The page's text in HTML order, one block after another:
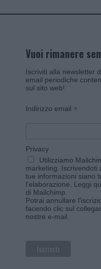
Vuoi rimanere
Iscriviti alla newsletter
email periodiche
sul sito web!
Indirizzo email *
Privacy
Utilizziamo
marketing. Iscrivendoti
tue informazioni siano
l'elaborazione. Leggi
di Mailchimp
Potrai annullare
facendo clic sul
nostre e-mail.